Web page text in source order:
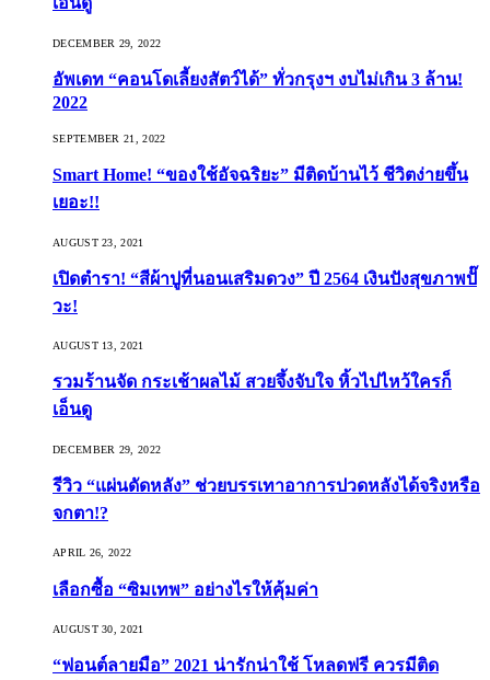
DECEMBER 29, 2022
อัพเดท “คอนโดเลี้ยงสัตว์ได้” ทั่วกรุงฯ งบไม่เกิน 3 ล้าน!
2022
SEPTEMBER 21, 2022
Smart Home! “ของใช้อัจฉริยะ” มีติดบ้านไว้ ชีวิตง่ายขึ้น
เยอะ!!
AUGUST 23, 2021
เปิดตำรา! “สีผ้าปูที่นอนเสริมดวง” ปี 2564 เงินปังสุขภาพปั๊
วะ!
AUGUST 13, 2021
รวมร้านจัด กระเช้าผลไม้ สวยจึ้งจับใจ หิ้วไปไหว้ใครก็
เอ็นดู
DECEMBER 29, 2022
รีวิว “แผ่นดัดหลัง” ช่วยบรรเทาอาการปวดหลังได้จริงหรือ
จกตา!?
APRIL 26, 2022
เลือกซื้อ “ซิมเทพ” อย่างไรให้คุ้มค่า
AUGUST 30, 2021
“ฟอนต์ลายมือ” 2021 น่ารักน่าใช้ โหลดฟรี ควรมีติด